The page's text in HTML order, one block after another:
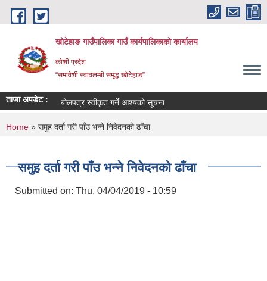
Skip to main content
खोटेहाङ गाउँपालिका गाउँ कार्यपालिकाको कार्यालय
कोशी प्रदेश
“समावेशी स्वावलम्बी समृद्ध खोटेहाङ”
ताजा अपडेट :बोलपत्र स्वीकृत गर्ने आश्यको सूचना
You are here
Home » समुह दर्ता गरी पाँउ भन्ने निवेदनको ढाँचा
समुह दर्ता गरी पाँउ भन्ने निवेदनको ढाँचा
Submitted on: Thu, 04/04/2019 - 10:59